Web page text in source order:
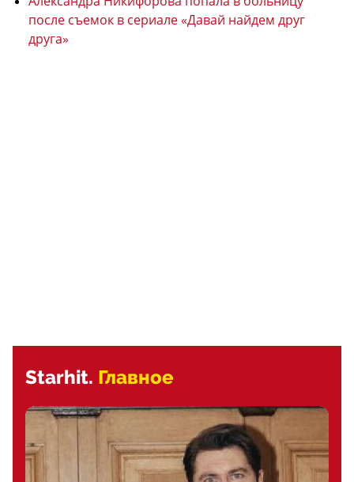
после съемок в сериале «Давай найдем друг
друга»
Starhit. Главное